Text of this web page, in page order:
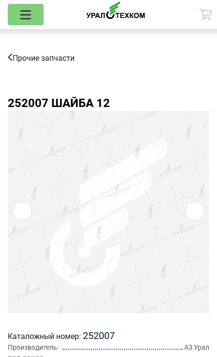
Прочие запчасти
252007 ШАЙБА 12
Каталожный номер 252007
Производитель АЗ Урал